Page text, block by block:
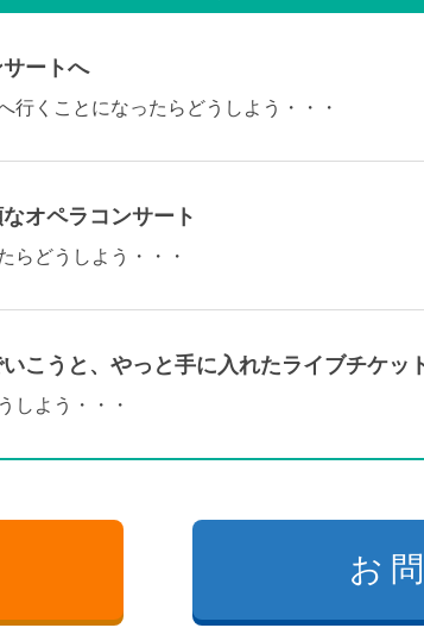
ートへ
行くことになったらどうしよう・・・
オペラコンサート
らどうしよう・・・
こうと、やっと手に入れたライブチケッ
しよう・・・
お